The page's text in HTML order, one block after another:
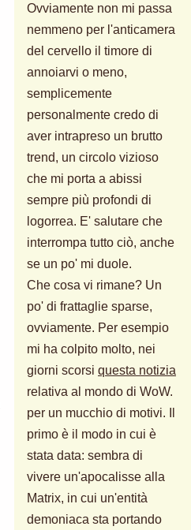
Ovviamente non mi passa
nemmeno per l'anticamera
del cervello il timore di
annoiarvi o meno,
semplicemente
personalmente credo di
aver intrapreso un brutto
trend, un circolo vizioso
che mi porta a abissi
sempre più profondi di
logorrea. E' salutare che
interrompa tutto ciò, anche
se un po' mi duole.
Che cosa vi rimane? Un
po' di frattaglie sparse,
ovviamente. Per esempio
mi ha colpito molto, nei
giorni scorsi questa notizia
relativa al mondo di WoW.
per un mucchio di motivi. Il
primo è il modo in cui è
stata data: sembra di
vivere un'apocalisse alla
Matrix, in cui un'entità
demoniaca sta portando